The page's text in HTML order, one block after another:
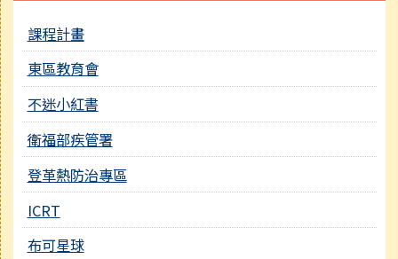
課程計畫
東區教育會
不迷小紅書
衛福部疾管署
登革熱防治專區
ICRT
布可星球